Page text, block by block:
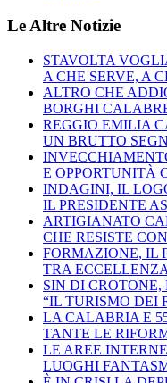
Le Altre Notizie
STAVOLTA
A CHE SERVE, A
ALTRO CHE
BORGHI
REGGIO EMILIA
UN BRUTTO
E OPPORTUNITÀ
INDAGINI, IL
IL PRESIDENTE
ARTIGIANATO
CHE RESISTE
FORMAZIONE, IL
TRA
SIN DI CROTONE,
“IL TURISMO DEI
LA CALABRIA E
TANTE LE
LE AREE
LUOGHI